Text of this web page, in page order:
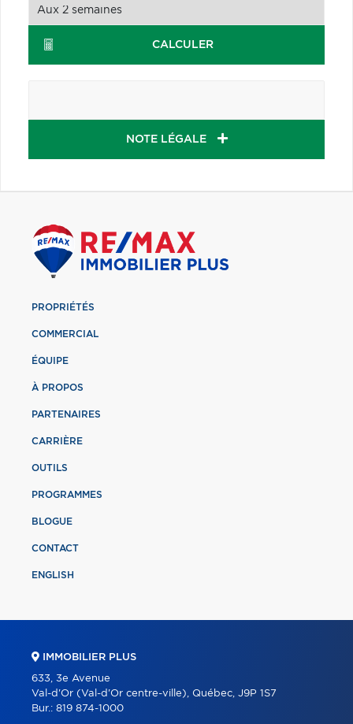
CALCULER
NOTE LÉGALE
PROPRIÉTÉS
COMMERCIAL
ÉQUIPE
À PROPOS
PARTENAIRES
CARRIÈRE
OUTILS
PROGRAMMES
BLOGUE
CONTACT
ENGLISH
IMMOBILIER PLUS
633, 3e Avenue
Val-d'Or (Val-d'Or centre-ville), Québec, J9P 1S7
Bur.: 819 874-1000